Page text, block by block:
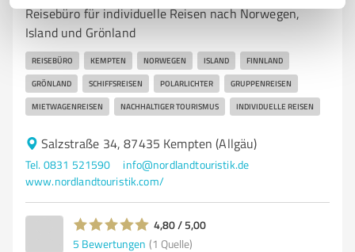
Reisebüro für individuelle Reisen nach Norwegen,
Island und Grönland
REISEBÜRO KEMPTEN NORWEGEN ISLAND FINNLAND
GRÖNLAND SCHIFFSREISEN POLARLICHTER GRUPPENREISEN
MIETWAGENREISEN NACHHALTIGER TOURISMUS INDIVIDUELLE REISEN
Salzstraße 34, 87435 Kempten (Allgäu)
Tel. 0831 521590
info@nordlandtouristik.de
www.nordlandtouristik.com/
4,80 / 5,00
5 Bewertungen (1 Quelle)